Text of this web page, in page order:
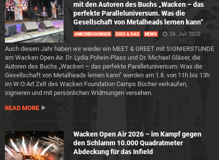
mit den Autoren des Buchs „Wacken – das
perfekte Paralleluniversum. Was die
Gesellschaft von Metalheads lernen kann“
ANKÜNDIGUNGEN DIES & DAS NEWS 26. Juli 2026
Auch diesen Jahr haben wir wieder ein MEET & GREET mit SIGNIERSTUNDE
am Wacken Open Air. Dr. Lydia Polwin-Plass und Dr. Michael Gläser, die
Autoren des Buchs „Wacken – das perfekte Paralleluniversum: Was die
Gesellschaft von Metalheads lernen kann“ werden am 1.8. von 11h bis 13h
im W:O:Art Zelt des Wacken Foundation Camps Bücher verkaufen,
signieren und mit persönlichen Widmungen versehen.
READ MORE
Wacken Open Air 2026 – im Kampf gegen
den Schlamm 10.000 Quadratmeter
Abdeckung für das Infield